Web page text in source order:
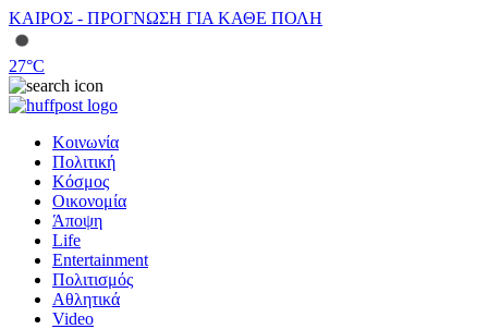
ΚΑΙΡΟΣ - ΠΡΟΓΝΩΣΗ ΓΙΑ ΚΑΘΕ ΠΟΛΗ
27°C
Κοινωνία
Πολιτική
Κόσμος
Οικονομία
Άποψη
Life
Entertainment
Πολιτισμός
Αθλητικά
Video